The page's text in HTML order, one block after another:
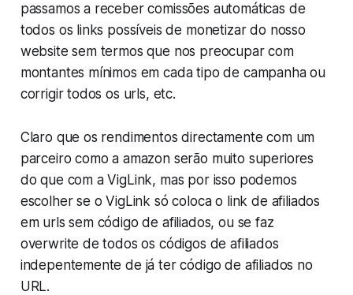
passamos a receber comissões automáticas de
todos os links possíveis de monetizar do nosso
website sem termos que nos preocupar com
montantes mínimos em cada tipo de campanha ou
corrigir todos os urls, etc.
Claro que os rendimentos directamente com um
parceiro como a amazon serão muito superiores
do que com a VigLink, mas por isso podemos
escolher se o VigLink só coloca o link de afiliados
em urls sem código de afiliados, ou se faz
overwrite de todos os códigos de afiliados
indepentemente de já ter código de afiliados no
URL.